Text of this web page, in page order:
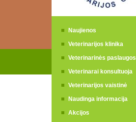
Naujienos
Veterinarijos klinika
Veterinarinės paslaugos
Veterinarai konsultuoja
Veterinarijos vaistinė
Naudinga informacija
Akcijos